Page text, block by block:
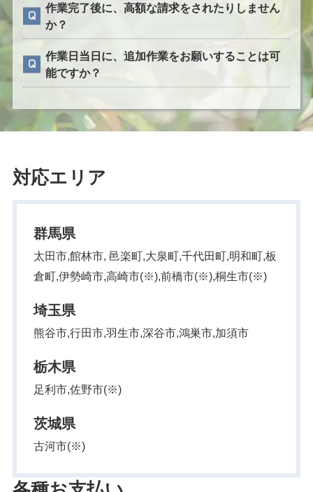
作業完了後に、高額な請求をされたりしません
か？
作業日当日に、追加作業をお願いすることは可
能ですか？
対応エリア
群馬県
太田市,館林市, 邑楽町,大泉町,千代田町,明和町,板
倉町,伊勢崎市,高崎市(※),前橋市(※),桐生市(※)
埼玉県
熊谷市,行田市,羽生市,深谷市,鴻巣市,加須市
栃木県
足利市,佐野市(※)
茨城県
古河市(※)